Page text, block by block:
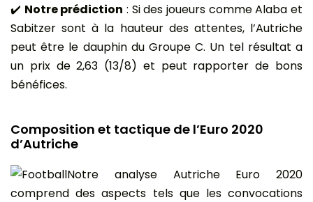
✔️ Notre prédiction : Si des joueurs comme Alaba et
Sabitzer sont à la hauteur des attentes, l’Autriche
peut être le dauphin du Groupe C. Un tel résultat a
un prix de 2,63 (13/8) et peut rapporter de bons
bénéfices.
Composition et tactique de l’Euro 2020
d’Autriche
Notre analyse Autriche Euro 2020
comprend des aspects tels que les convocations